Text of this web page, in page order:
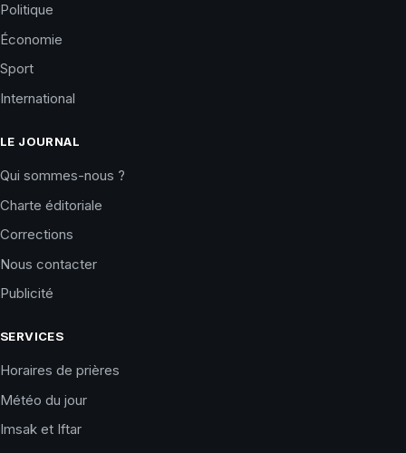
Politique
Économie
Sport
International
LE JOURNAL
Qui sommes-nous ?
Charte éditoriale
Corrections
Nous contacter
Publicité
SERVICES
Horaires de prières
Météo du jour
Imsak et Iftar